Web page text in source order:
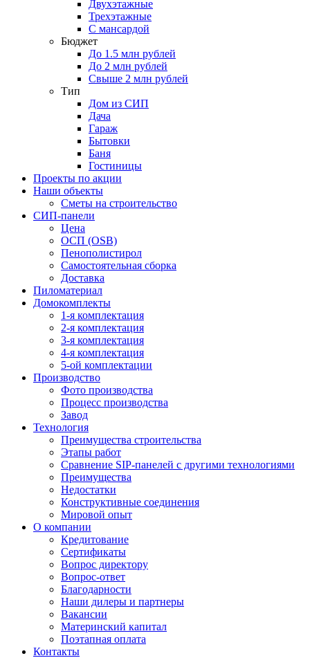
Двухэтажные
Трехэтажные
С мансардой
Бюджет
До 1.5 млн рублей
До 2 млн рублей
Свыше 2 млн рублей
Тип
Дом из СИП
Дача
Гараж
Бытовки
Баня
Гостиницы
Проекты по акции
Наши объекты
Сметы на строительство
СИП-панели
Цена
ОСП (OSB)
Пенополистирол
Самостоятельная сборка
Доставка
Пиломатериал
Домокомплекты
1-я комплектация
2-я комплектация
3-я комплектация
4-я комплектация
5-ой комплектации
Производство
Фото производства
Процесс производства
Завод
Технология
Преимущества строительства
Этапы работ
Сравнение SIP-панелей с другими технологиями
Преимущества
Недостатки
Конструктивные соединения
Мировой опыт
О компании
Кредитование
Сертификаты
Вопрос директору
Вопрос-ответ
Благодарности
Наши дилеры и партнеры
Вакансии
Материнский капитал
Поэтапная оплата
Контакты